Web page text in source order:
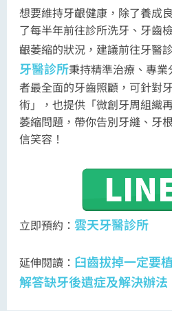
想要維持牙齦健康，除了養成
了每半年前往診所洗牙、牙齒
齦萎縮的狀況，建議前往牙醫
牙醫診所秉持精準治療、專
者最全面的牙齒照顧，可針對
術」，也提供「微創牙周組織
萎縮問題，帶你告別牙縫、牙
信笑容！
立即預約： 雲天牙醫診所
延伸閱讀： 臼齒拔掉一定要
解答缺牙後遺症及解決辦法